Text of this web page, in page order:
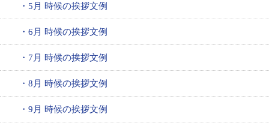
・5月 時候の挨拶文例
・6月 時候の挨拶文例
・7月 時候の挨拶文例
・8月 時候の挨拶文例
・9月 時候の挨拶文例